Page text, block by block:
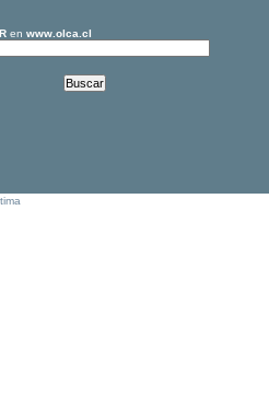
en www.olca.cl